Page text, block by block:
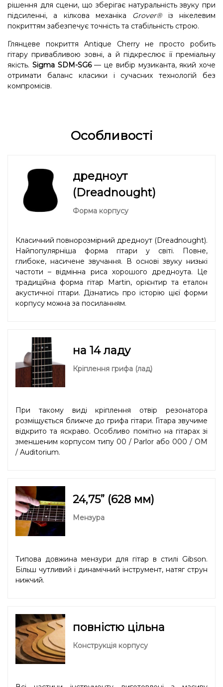
рішення для сцени, що зберігає натуральність звуку при
підсиленні, а кілкова механіка Grover®із нікелевим
покриттям забезпечує точність та стабільність строю.
Глянцеве покриття Antique Cherry не просто робить
гітару привабливою зовні, а й підкреслює її преміальну
якість. Sigma SDM-SG6— це вибір музиканта, який хоче
отримати баланс класики і сучасних технологій без
компромісів.
Особливості
дредноут
(Dreadnought)
Форма корпусу
Класичний повнорозмірний дредноут (Dreadnought).
Найпопулярніша форма гітари у світі. Повне,
глибоке, насичене звучання. В основі звуку низькі
частоти – відмінна риса хорошого дредноута. Це
традиційна форма гітар Martin, орієнтир та еталон
акустичної гітари. Дізнатись про історію цієї форми
корпусу можна за посиланням.
на 14 ладу
Кріплення грифа (лад)
При такому виді кріплення отвір резонатора
розміщується ближче до грифа гітари. Гітара звучиме
відкрито та яскраво. Особливо помітно на гітарах зі
зменшеним корпусом типу 00 / Parlor або 000 / OM
/ Auditorium.
24,75” (628 мм)
Мензура
Типова довжина мензури для гітар в стилі Gibson.
Більш чутливий і динамічний інструмент, натяг струн
нижчий.
повністю цільна
Конструкція корпусу